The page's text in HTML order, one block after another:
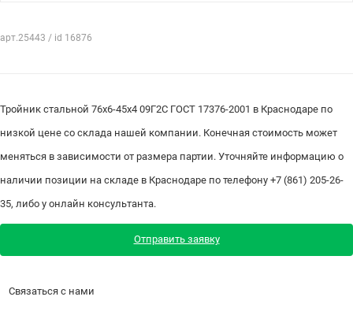
арт.25443 / id 16876
Тройник стальной 76х6-45х4 09Г2С ГОСТ 17376-2001 в Краснодаре по
низкой цене со склада нашей компании. Конечная стоимость может
меняться в зависимости от размера партии. Уточняйте информацию о
наличии позиции на складе в Краснодаре по телефону +7 (861) 205-26-
35, либо у онлайн консультанта.
Отправить заявку
Связаться с нами